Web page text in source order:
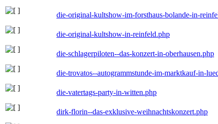
die-original-kultshow-im-forsthaus-bolande-in-
die-original-kultshow-in-reinfeld.php
die-schlagerpiloten--das-konzert-in-oberhausen.php
die-trovatos--autogrammstunde-im-marktkauf-in-
die-vatertags-party-in-witten.php
dirk-florin--das-exklusive-weihnachtskonzert.php